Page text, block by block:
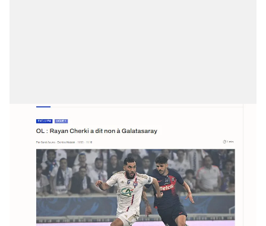
Çerezlere ilişkin tercihlerinizi aşağıda yer alan panel
vasıtasıyla belirleyebilirsiniz. Çerezlere ilişkin detaylı bilgi
için Ayarlar butonuna tıklayabilir,Çerez Bilgilendirme
Metnimiziziyaret edebilirsiniz.
6698 sayılı Kişisel Verilerin Korunması Kanunu uyarınca
hazırlanmış Aydınlatma Metnimizi okumak ve sitemizde
ilgili mevzuata uygun olarak kullanılan çerezlerle ilgili bilgi